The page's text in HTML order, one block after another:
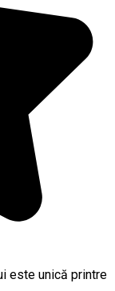
este unică printre